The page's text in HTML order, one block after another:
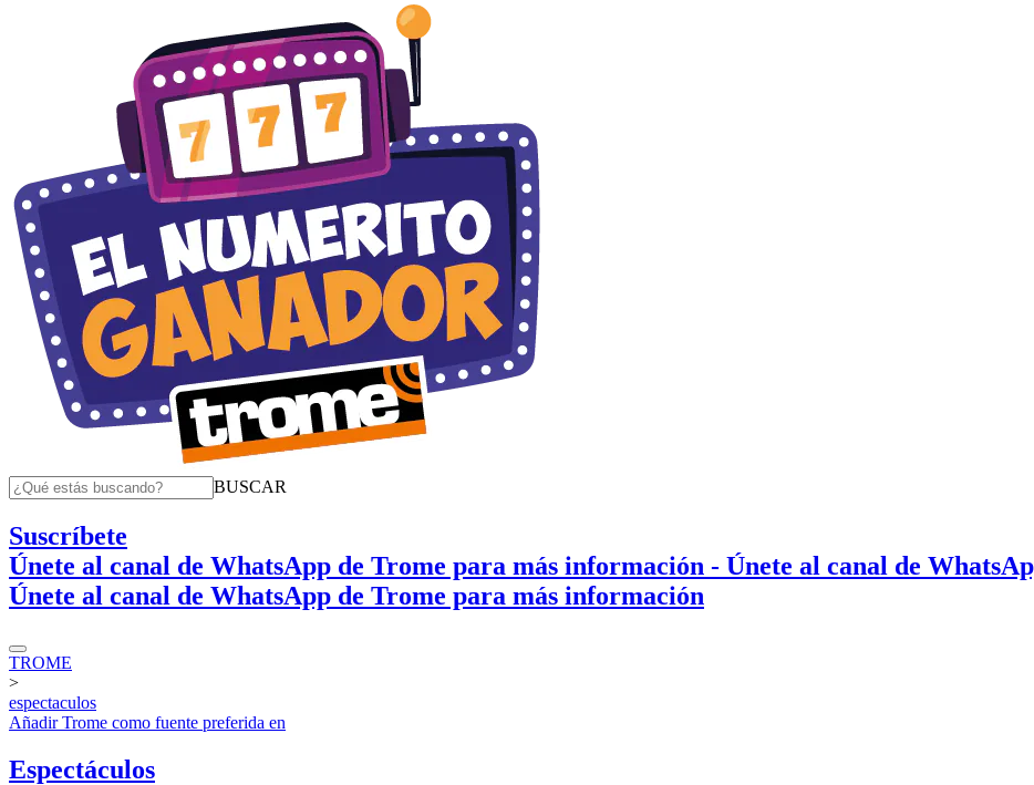
BUSCAR
Suscríbete
Únete al canal de WhatsApp de Trome para más información - Únete al canal de
Únete al canal de WhatsApp de Trome para más información
TROME
>
espectaculos
AñadirTrome como fuente preferida en
Espectáculos